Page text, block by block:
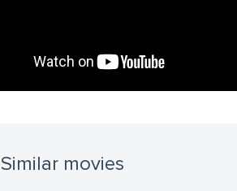
Similar movies